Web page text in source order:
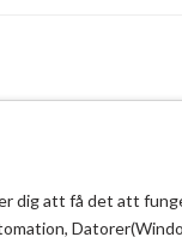
dig att få det att